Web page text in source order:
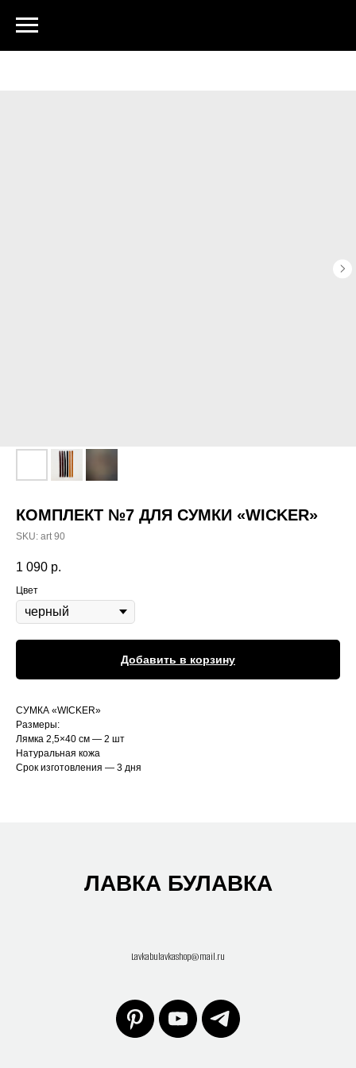
КОМПЛЕКТ №7 ДЛЯ СУМКИ «WICKER»
SKU: art 90
1 090 р.
Цвет
Добавить в корзину
СУМКА «WICKER»
Размеры:
Лямка 2,5×40 см — 2 шт
Натуральная кожа
Срок изготовления — 3 дня
ЛАВКА БУЛАВКА
Lavkabulavkashop@mail.ru